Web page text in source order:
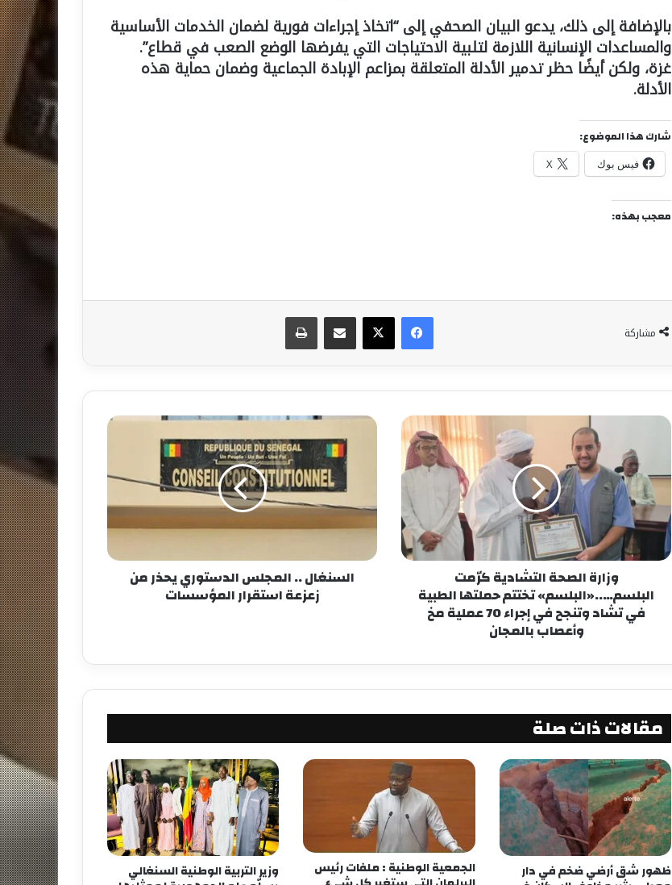
بالإضافة إلى ذلك، يدعو البيان الصحفي إلى “اتخاذ إجراءات فورية لضمان الخدمات الأساسية
والمساعدات الإنسانية اللازمة لتلبية الاحتياجات التي يفرضها الوضع الصعب في قطاع”.
غزة، ولكن أيضًا حظر تدمير الأدلة المتعلقة بمزاعم الإبادة الجماعية وضمان حماية هذه
الأدلة.
شارك هذا الموضوع:
فيس بوك X
معجب بهذه:
مشاركة
فيسبوكX مشاركة عبر البريد طباعة
وزارة الصحة التشادية كرّمت
البلسم…..«البلسم» تختتم حملتها الطبية
في تشاد وتنجح في إجراء 70 عملية مخ
وأعصاب بالمجان
السنغال .. المجلس الدستوري يحذر من
زعزعة استقرار المؤسسات
مقالات ذات صلة
ظهور شق أرضي ضخم في دار الجمعية الوطنية : ملفات رئيس وزير التربية الوطنية السنغالي